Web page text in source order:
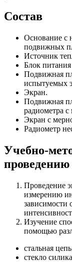
Состав
Основание с
подвижных
Источник
Блок
Подвижная
испытуемых
Экран.
Подвижная
радиометра
Экран с
Радиометр
Учебно-
проведению
Проведение
измерению
зависимости
Изучение
помощью
стальная
стекло